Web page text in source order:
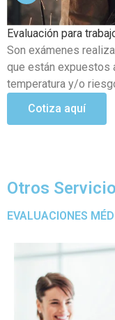
Examen Médico
Este examen se
organización luego
temporal propia del
Cotiza aquí
Otros
EVALUACIONES